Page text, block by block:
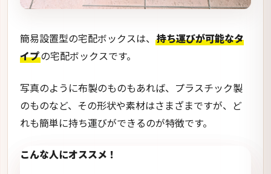
簡易設置型の宅配ボックスは、 持ち運びが可能なタ
イプの宅配ボックスです。
写真のように布製のものもあれば、プラスチック製
のものなど、その形状や素材はさまざまですが、ど
れも簡単に持ち運びができるのが特徴です。
こんな人にオススメ！